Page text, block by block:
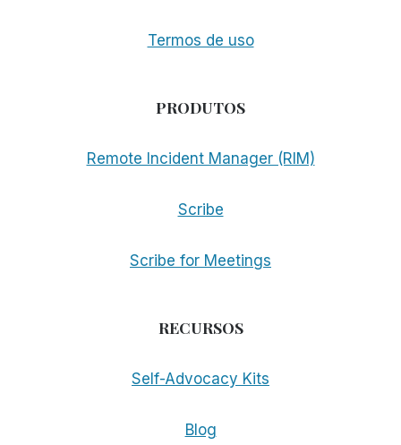
Termos de uso
PRODUTOS
Remote Incident Manager (RIM)
Scribe
Scribe for Meetings
RECURSOS
Self-Advocacy Kits
Blog